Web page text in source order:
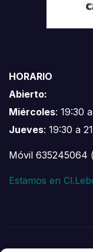
HORARIO
Abierto:
Miércoles: 19:30
Jueves: 19:30 a
Móvil 635245064
Estamos en